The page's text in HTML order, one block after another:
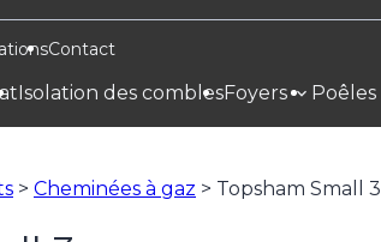
Contact
Isolation des comblesFoyers Poêles
> Cheminées à gaz > Topsham Small 3